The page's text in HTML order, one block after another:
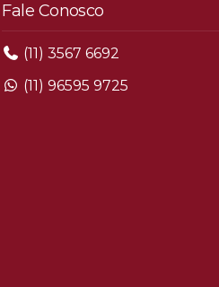
Fale Conosco
(11) 3567 6692
(11) 96595 9725